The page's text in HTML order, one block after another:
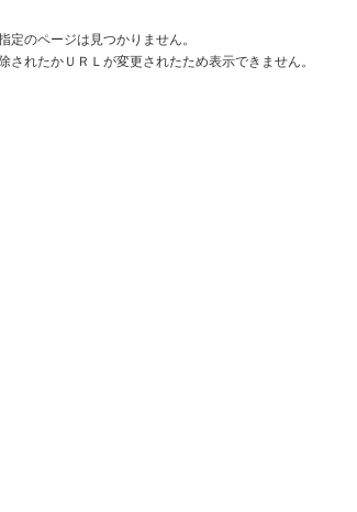
定のページは見つかりません。
されたかＵＲＬが変更されたため表示できません。